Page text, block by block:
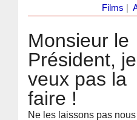
Films
Monsieur le
Président,
veux pas la
faire !
Ne les laissons pas